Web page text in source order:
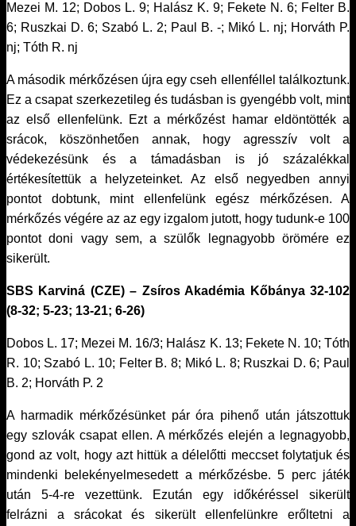
Mezei M. 12; Dobos L. 9; Halász K. 9; Fekete N. 6; Felter B.
6; Ruszkai D. 6; Szabó L. 2; Paul B. -; Mikó L. nj; Horváth P.
nj; Tóth R. nj
A második mérkőzésen újra egy cseh ellenféllel találkoztunk.
Ez a csapat szerkezetileg és tudásban is gyengébb volt, mint
az első ellenfelünk. Ezt a mérkőzést hamar eldöntötték a
srácok, köszönhetően annak, hogy agresszív volt a
védekezésünk és a támadásban is jó százalékkal
értékesítettük a helyzeteinket. Az első negyedben annyi
pontot dobtunk, mint ellenfelünk egész mérkőzésen. A
mérkőzés végére az az egy izgalom jutott, hogy tudunk-e 100
pontot doni vagy sem, a szülők legnagyobb örömére ez
sikerült.
SBS Karviná (CZE) – Zsíros Akadémia Kőbánya 32-102
(8-32; 5-23; 13-21; 6-26)
Dobos L. 17; Mezei M. 16/3; Halász K. 13; Fekete N. 10; Tóth
R. 10; Szabó L. 10; Felter B. 8; Mikó L. 8; Ruszkai D. 6; Paul
B. 2; Horváth P. 2
A harmadik mérkőzésünket pár óra pihenő után játszottuk
egy szlovák csapat ellen. A mérkőzés elején a legnagyobb,
gond az volt, hogy azt hittük a délelőtti meccset folytatjuk és
mindenki belekényelmesedett a mérkőzésbe. 5 perc játék
után 5-4-re vezettünk. Ezután egy időkéréssel sikerült
felrázni a srácokat és sikerült ellenfelünkre erőltetni a